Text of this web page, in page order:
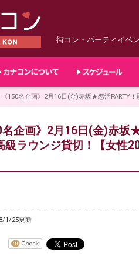
街コン・パーティイベ
《150名企画》2月16日(金)赤坂★恋活PARTY
名企画》2月16日(金)赤
級ラウンジ貸切！【女性
1/25更新